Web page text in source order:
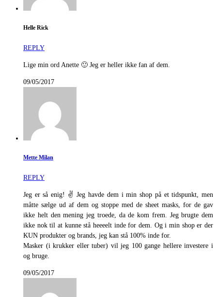
Helle Rick
REPLY
Lige min ord Anette 🙂 Jeg er heller ikke fan af dem.
09/05/2017
Mette Milan
REPLY
Jeg er så enig! ✌ Jeg havde dem i min shop på et tidspunkt, men
måtte sælge ud af dem og stoppe med de sheet masks, for de gav
ikke helt den mening jeg troede, da de kom frem. Jeg brugte dem
ikke nok til at kunne stå heeeelt inde for dem. Og i min shop er der
KUN produkter og brands, jeg kan stå 100% inde for.
Masker (i krukker eller tuber) vil jeg 100 gange hellere investere i
og bruge.
09/05/2017